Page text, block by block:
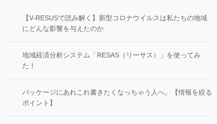
【V-RESUSで読み解く】新型コロナウイルスは私たちの地域
にどんな影響を与えたのか
地域経済分析システム「RESAS（リーサス）」を使ってみ
た！
パッケージにあれこれ書きたくなっちゃう人へ。【情報を絞る
ポイント】